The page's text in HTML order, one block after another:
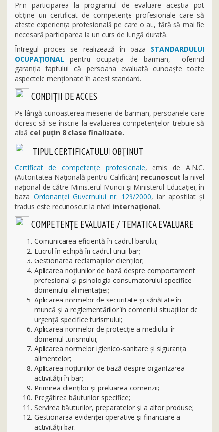
Prin participarea la programul de evaluare aceștia pot
obține un certificat de competențe profesionale care să
ateste experiența profesională pe care o au, fără să mai fie
necesară participarea la un curs de lungă durată.
Întregul proces se realizează în baza STANDARDULUI
OCUPAȚIONAL
pentru ocupația de barman, oferind
garanția faptului că persoana evaluată cunoaște toate
aspectele menționate în acest standard.
CONDIȚII DE ACCES
Pe lângă cunoașterea meseriei de barman, persoanele care
doresc să se înscrie la evaluarea competențelor trebuie să
aibă cel puțin 8 clase finalizate.
TIPUL CERTIFICATULUI OBȚINUT
Certificat de competențe profesionale, emis de A.N.C.
(Autoritatea Națională pentru Calificări) recunoscut la nivel
național de către Ministerul Muncii şi Ministerul Educaţiei, în
baza Ordonanței Guvernului nr. 129/2000, iar apostilat și
tradus este recunoscut la nivel internațional.
COMPETENŢE EVALUATE / TEMATICA EVALUARE
Comunicarea eficientă în cadrul barului;
Lucrul în echipă în cadrul unui bar;
Gestionarea reclamațiilor clienților;
Aplicarea noțiunilor de bază despre comportament
profesional și psihologia consumatorului specifice
domeniului alimentației;
Aplicarea normelor de securitate şi sănătate în
muncă și a reglementărilor în domeniul situațiilor de
urgență specifice turismului;
Aplicarea normelor de protecţie a mediului în
domeniul turismului;
Aplicarea normelor igienico-sanitare și siguranța
alimentelor;
Aplicarea noțiunilor de bază despre organizarea
activității în bar;
Primirea clienţilor şi preluarea comenzii;
Pregătirea băuturilor specifice;
Servirea băuturilor, preparatelor şi a altor produse;
Gestionarea evidenţei operative şi financiare a
activității bar.